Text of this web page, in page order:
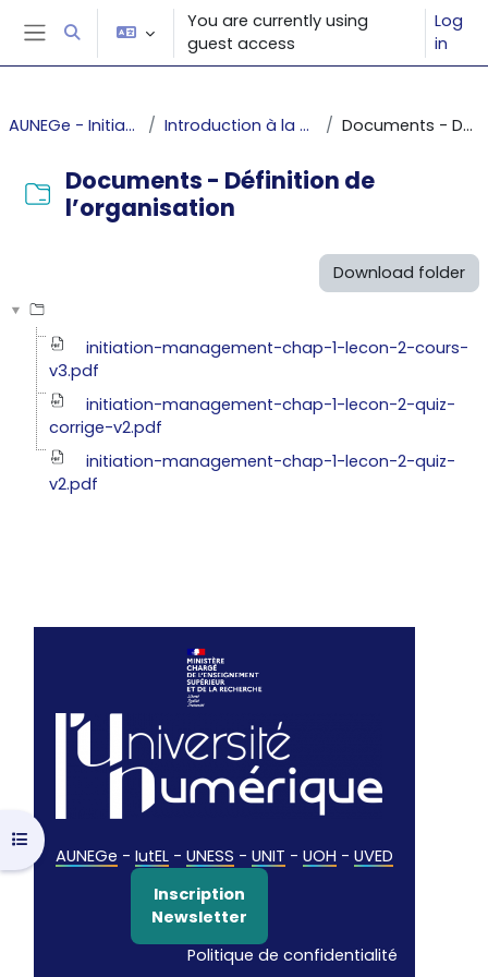
Skip to main content
Side panel
Toggle search input
You are currently using
guest access
Log
in
Open course index
AUNEGe - Initiation au management Introduction à la gestion et au management Documents - Définition de l’organisation
Documents - Définition de
l’organisation
Download folder
initiation-management-chap-1-lecon-2-cours-
v3.pdf
initiation-management-chap-1-lecon-2-quiz-
corrige-v2.pdf
initiation-management-chap-1-lecon-2-quiz-
v2.pdf
AUNEGe - IutEL - UNESS - UNIT - UOH - UVED
Inscription
Newsletter
Politique de confidentialité